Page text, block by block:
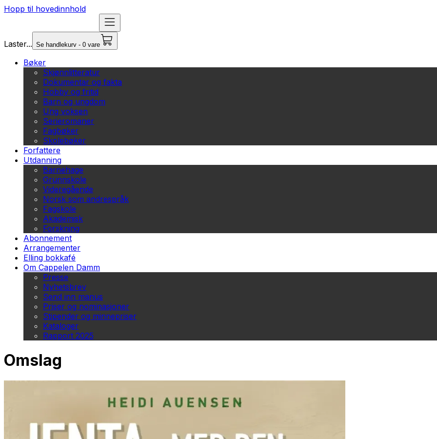
Hopp til hovedinnhold
Laster... Se handlekurv - 0 vare
Bøker
Skjønnlitteratur
Dokumentar og fakta
Hobby og fritid
Barn og ungdom
Ung voksen
Serieromaner
Fagbøker
Skolebøker
Forfattere
Utdanning
Barnehage
Grunnskole
Videregående
Norsk som andrespråk
Fagskole
Akademisk
Forskning
Abonnement
Arrangementer
Elling bokkafé
Om Cappelen Damm
Presse
Nyhetsbrev
Send inn manus
Priser og nominasjoner
Stipender og minnepriser
Kataloger
Rapport 2025
Omslag